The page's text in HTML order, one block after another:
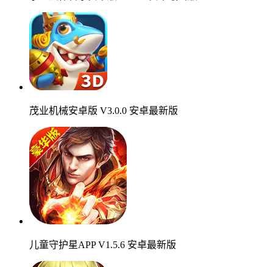
茂业机械安卓版 V3.0.0 安卓最新版
儿童守护星APP V1.5.6 安卓最新版